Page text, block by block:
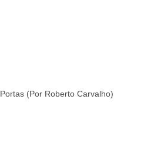
Portas (por Roberto Carvalho)